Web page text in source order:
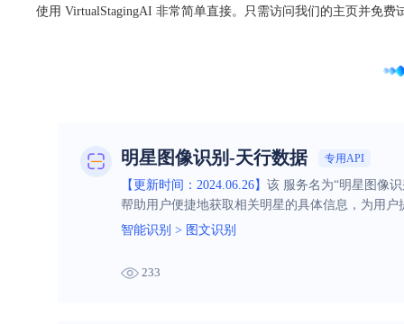
使用 VirtualStagingAI 非常简单直接。只需访问我们的主页并免费
明星图像识别-天行数据 专用API
【更新时间：2024.06.26】 该 服务名为“明星图像
帮助用户便捷地获取相关明星的具体信息，为用
智能识别 > 图文识别
233